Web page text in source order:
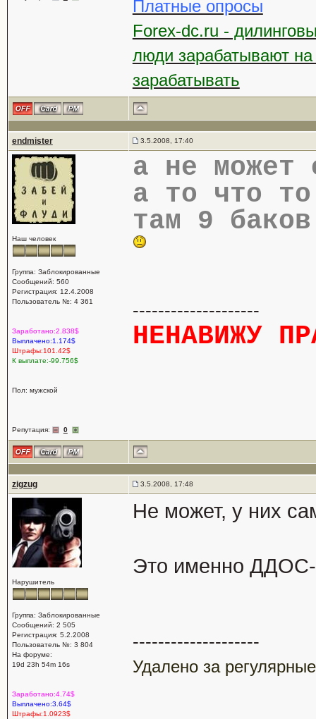
Платные опросы
Forex-dc.ru -
люди зарабатывают
зарабатывать
endmister 3.5.2008, 17:40
Наш человек
Группа: Заблокированные
Сообщений: 560
Регистрация: 12.4.2008
Пользователь №: 4 361
Заработано:2.838$
Выплачено:1.174$
Штрафы:101.42$
К выплате:-99.756$
Пол: мужской
Репутация: 0
а не может
а то что
там 9
--------------------
НЕНАВИЖУ
zigzug 3.5.2008, 17:48
Нарушитель
Группа: Заблокированные
Сообщений: 2 505
Регистрация: 5.2.2008
Пользователь №: 3 804
На форуме:
19d 23h 54m 16s
Заработано:4.74$
Выплачено:3.64$
Штрафы:1.0923$
Не может, у них
Это именно ДДОС-
--------------------
Удалено за